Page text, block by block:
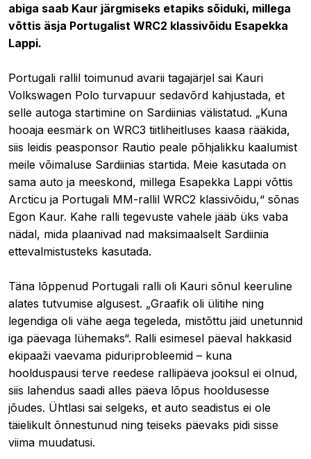
abiga saab Kaur järgmiseks etapiks sõiduki, millega
võttis äsja Portugalist WRC2 klassivõidu Esapekka
Lappi.
Portugali rallil toimunud avarii tagajärjel sai Kauri
Volkswagen Polo turvapuur sedavõrd kahjustada, et
selle autoga startimine on Sardiinias välistatud. „Kuna
hooaja eesmärk on WRC3 tiitliheitluses kaasa rääkida,
siis leidis peasponsor Rautio peale põhjalikku kaalumist
meile võimaluse Sardiinias startida. Meie kasutada on
sama auto ja meeskond, millega Esapekka Lappi võttis
Arcticu ja Portugali MM-rallil WRC2 klassivõidu,“ sõnas
Egon Kaur. Kahe ralli tegevuste vahele jääb üks vaba
nädal, mida plaanivad nad maksimaalselt Sardiinia
ettevalmistusteks kasutada.
Täna lõppenud Portugali ralli oli Kauri sõnul keeruline
alates tutvumise algusest. „Graafik oli ülitihe ning
legendiga oli vähe aega tegeleda, mistõttu jäid unetunnid
iga päevaga lühemaks“. Ralli esimesel päeval hakkasid
ekipaaži vaevama piduriprobleemid – kuna
hoolduspausi terve reedese rallipäeva jooksul ei olnud,
siis lahendus saadi alles päeva lõpus hooldusesse
jõudes. Ühtlasi sai selgeks, et auto seadistus ei ole
täielikult õnnestunud ning teiseks päevaks pidi sisse
viima muudatusi.